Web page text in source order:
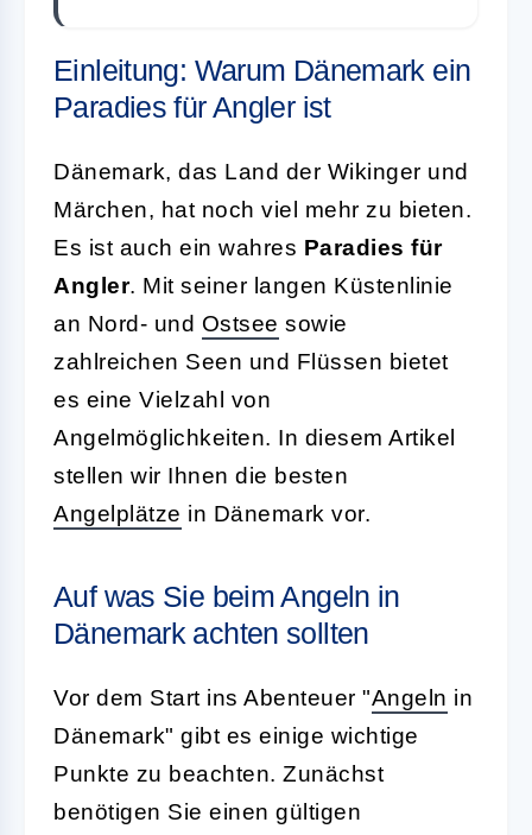
Einleitung: Warum Dänemark ein
Paradies für Angler ist
Dänemark, das Land der Wikinger und
Märchen, hat noch viel mehr zu bieten.
Es ist auch ein wahres Paradies für
Angler. Mit seiner langen Küstenlinie
an Nord- und Ostsee sowie
zahlreichen Seen und Flüssen bietet
es eine Vielzahl von
Angelmöglichkeiten. In diesem Artikel
stellen wir Ihnen die besten
Angelplätze in Dänemark vor.
Auf was Sie beim Angeln in
Dänemark achten sollten
Vor dem Start ins Abenteuer "Angeln in
Dänemark" gibt es einige wichtige
Punkte zu beachten. Zunächst
benötigen Sie einen gültigen